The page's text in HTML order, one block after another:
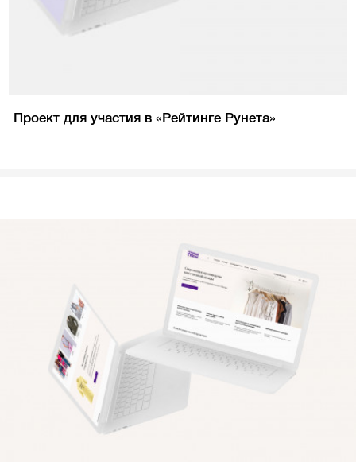
Проект для участия в «Рейтинге Рунета»